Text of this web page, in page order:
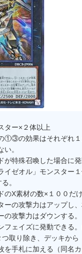
ター×２体以上
①③の効果はそれぞれ
い。
特殊召喚した場合に
イゼオル」モンスター
。
X素材の数×１００だ
ーの攻撃力はアップし
の攻撃力はダウンする。
ェイズに発動できる
つ取り除き、デッキから
を手札に加える（同名